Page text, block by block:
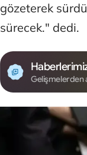
gözeterek
sürecek." dedi.
Gelişmelerden